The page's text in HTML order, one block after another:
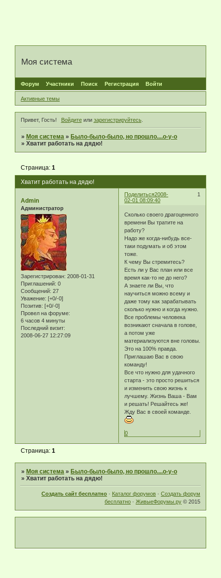
Моя система
Форум Участники Поиск Регистрация Войти
Активные темы
Привет, Гость! Войдитеили зарегистрируйтесь.
» Моя система » Было-было-было, но прошло....о-у-о
»Хватит работать на дядю!
Хватит работать на дядю!
Страница:1
Поделиться 1
2008-
02-01 08:09:40
Admin
Администратор
Зарегистрирован: 2008-01-31
Приглашений: 0
Сообщений: 27
Уважение: [+0/-0]
Позитив: [+0/-0]
Провел на форуме:
6 часов 4 минуты
Последний визит:
2008-06-27 12:27:09
Сколько своего драгоценного
времени Вы тратите на
работу?
Надо же когда-нибудь все-
таки подумать и об этом
тоже.
К чему Вы стремитесь?
Есть ли у Вас план или все
время как-то не до него?
А знаете ли Вы, что
научиться можно всему и
даже тому как зарабатывать
сколько нужно и когда нужно.
Все проблемы человека
возникают сначала в голове,
а потом уже
материализуются вне головы.
Это на 100% правда.
Приглашаю Вас в свою
команду!
Все что нужно для удачного
старта - это просто решиться
и изменить свою жизнь к
лучшему. Жизнь Ваша - Вам
и решать! Решайтесь же!
Жду Вас в своей команде.
0
Страница:1
»Моя система »Было-было-было, но прошло....о-у-о
»Хватит работать на дядю!
Создать сайт бесплатно · Каталог форумов · Создать форум
бесплатно · ЖивыеФорумы.ру © 2015